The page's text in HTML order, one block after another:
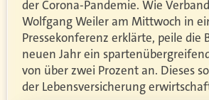
der Corona-Pandemie. Wie
Wolfgang Weiler am Mittwoch in
Pressekonferenz erklärte, peile die
neuen Jahr ein
von über zwei Prozent an. Dieses
der Lebensversicherung